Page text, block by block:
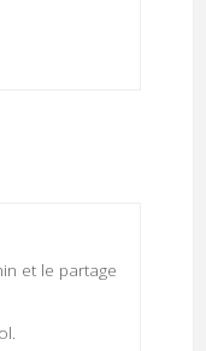
et le partage